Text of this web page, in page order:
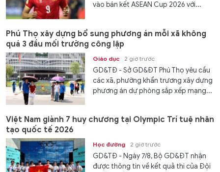
vào bán kết ASEAN Cup 2026 với...
Phú Thọ xây dựng bổ sung phương án mỗi xã không
quá 3 đầu mối trường công lập
Giáo dục 2 giờ trước
GD&TĐ - Sở GD&ĐT Phú Thọ yêu cầu
các xã, phường khẩn trương xây dựng
phương án dự phòng sắp xếp mạng...
Việt Nam giành 7 huy chương tại Olympic Trí tuệ nhân
tạo quốc tế 2026
Học đường 2 giờ trước
GD&TĐ - Ngày 7/8, Bộ GD&ĐT nhận
được thông tin về kết quả thi của Đội